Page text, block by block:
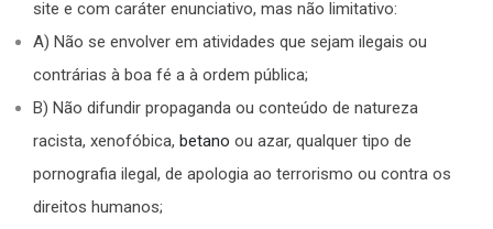
site e com caráter enunciativo, mas não limitativo:
A) Não se envolver em atividades que sejam ilegais ou
contrárias à boa fé a à ordem pública;
B) Não difundir propaganda ou conteúdo de natureza
racista, xenofóbica, betano ou azar, qualquer tipo de
pornografia ilegal, de apologia ao terrorismo ou contra os
direitos humanos;